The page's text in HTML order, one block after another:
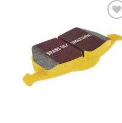
a la
lista de
deseos